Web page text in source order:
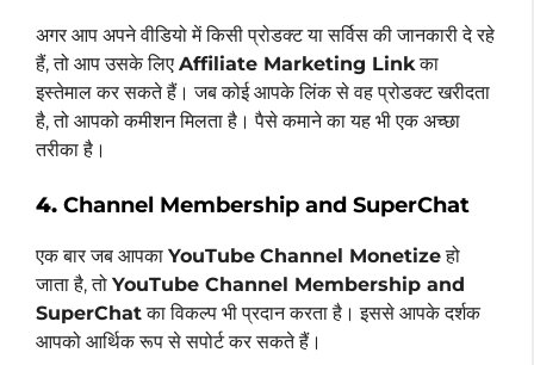
अगर आप अपने वीडियो में किसी प्रोडक्ट या सर्विस की जानकारी दे रहे
हैं, तो आप उसके लिए Affiliate Marketing Linkका
इस्तेमाल कर सकते हैं। जब कोई आपके लिंक से वह प्रोडक्ट खरीदता
है, तो आपको कमीशन मिलता है। पैसे कमाने का यह भी एक अच्छा
तरीका है।
4. Channel Membership and SuperChat
एक बार जब आपका YouTube Channel Monetizeहो
जाता है, तो YouTube Channel Membership and
SuperChatका विकल्प भी प्रदान करता है। इससे आपके दर्शक
आपको आर्थिक रूप से सपोर्ट कर सकते हैं।